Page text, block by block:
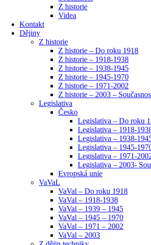
Z historie
Videa
Kontakt
Dějiny
Z historie
Z historie – Do roku 1918
Z historie – 1918-1938
Z historie – 1938-1945
Z historie – 1945-1970
Z historie – 1971-2002
Z historie – 2003 –
Legislativa
Česko
Legislativa – Do roku
Legislativa – 1918-
Legislativa – 1938-
Legislativa – 1945-
Legislativa – 1971-
Legislativa – 2003-
Evropská unie
VaVaL
VaVal – Do roku 1918
VaVal – 1918-1938
VaVal – 1939 – 1945
VaVal – 1945 – 1970
VaVal – 1971 – 2002
VaVal – 2003